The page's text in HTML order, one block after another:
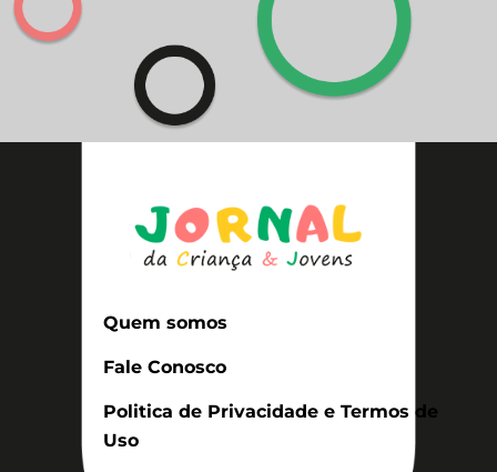
Quem somos
Fale Conosco
Politica de Privacidade e Termos de
Uso